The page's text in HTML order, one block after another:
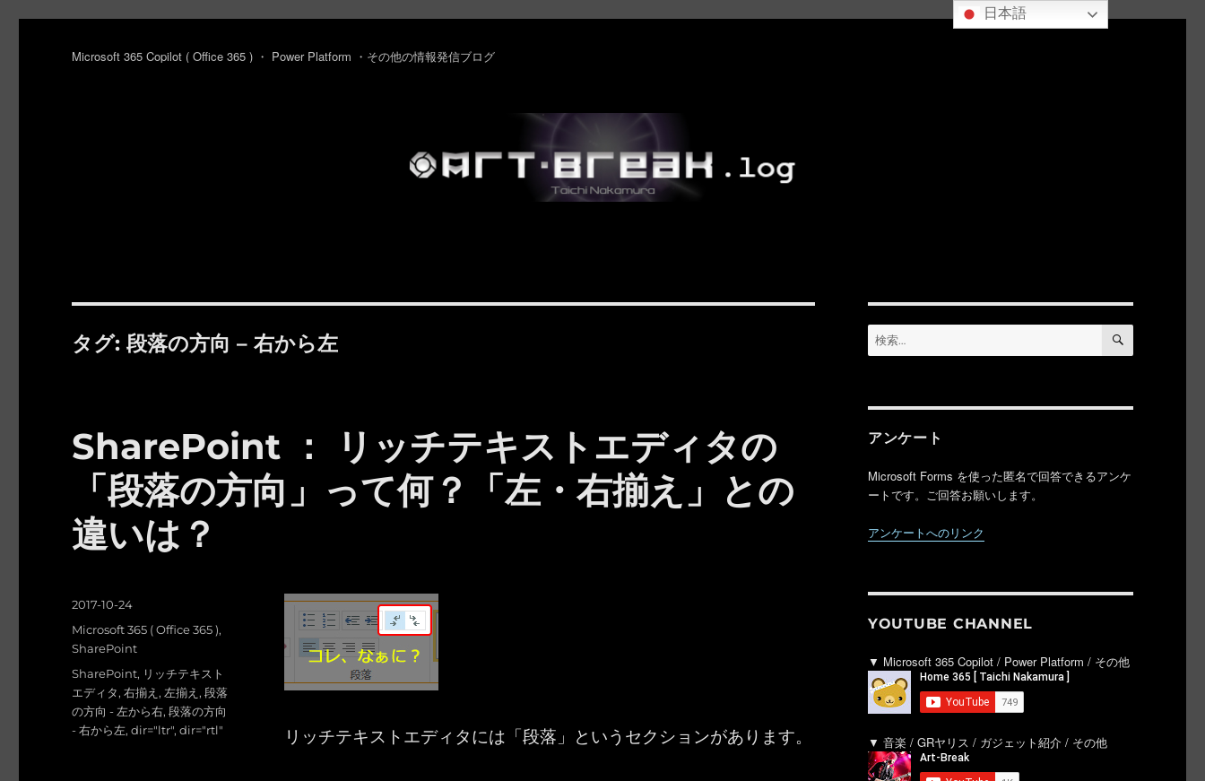
Microsoft 365 Copilot ( Office 365 ) ・ Power Platform ・その他の情報発信ブログ
タグ:段落の方向 – 右から左
SharePoint ： リッチテキストエディタの
「段落の方向」って何？「左・右揃え」との
違いは？
リッチテキストエディタには「段落」というセクションがあります。
投
日:
2017-10-24
カ
テ
ゴ
Microsoft 365 ( Office 365 ),
SharePoint
タ
グ
SharePoint, リッチテキスト
エディタ,右揃え , 左揃え ,段落
の方向 - 左から右,段落の方向
- 右から左,dir="ltr",dir="rtl"
検
索:
検
アンケート
Microsoft Forms を使った匿名で回答できるアンケ
ートです。ご回答お願いします。
アンケートへのリンク
YOUTUBE CHANNEL
▼ Microsoft 365 Copilot / Power Platform / その他
▼ 音楽 / GRヤリス / ガジェット紹介 / その他
日本語